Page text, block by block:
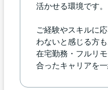
活かせる環境です。
ご経験やスキルに
わないと感じる方
在宅勤務・フルリ
合ったキャリアを